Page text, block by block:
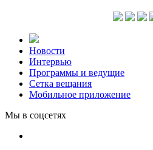
Новости
Интервью
Программы и ведущие
Сетка вещания
Мобильное приложение
Мы в соцсетях